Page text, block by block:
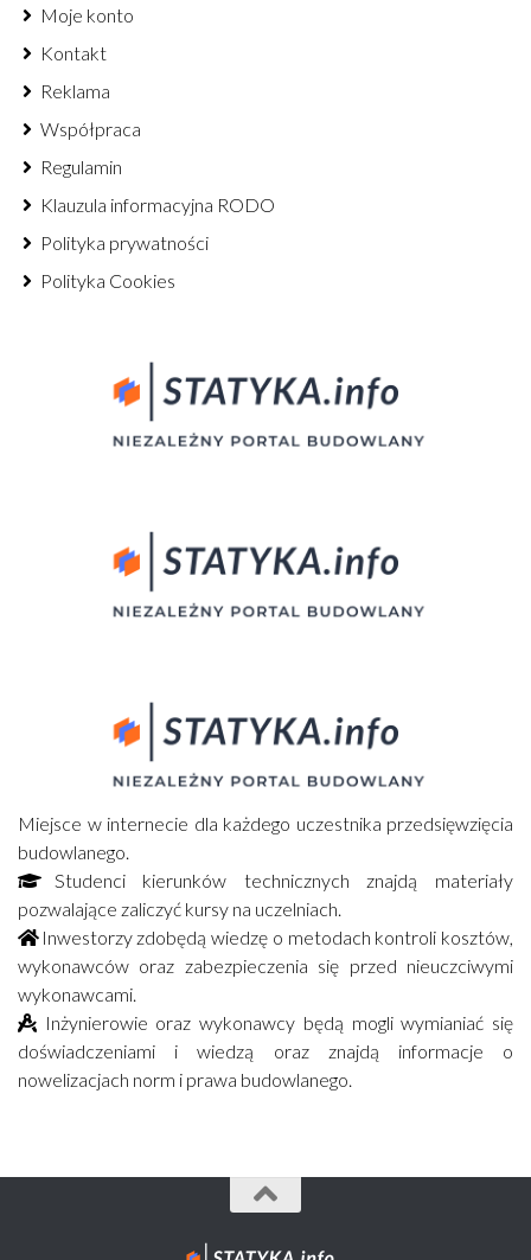
Moje konto
Kontakt
Reklama
Współpraca
Regulamin
Klauzula informacyjna RODO
Polityka prywatności
Polityka Cookies
Miejsce w internecie dla każdego uczestnika przedsięwzięcia
budowlanego.
Studenci kierunków technicznych znajdą materiały
pozwalające zaliczyć kursy na uczelniach.
Inwestorzy zdobędą wiedzę o metodach kontroli kosztów,
wykonawców oraz zabezpieczenia się przed nieuczciwymi
wykonawcami.
Inżynierowie oraz wykonawcy będą mogli wymianiać się
doświadczeniami i wiedzą oraz znajdą informacje o
nowelizacjach norm i prawa budowlanego.